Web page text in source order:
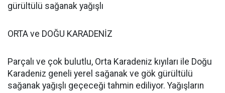
gürültülü sağanak yağışlı
ORTA ve DOĞU KARADENİZ
Parçalı ve çok bulutlu, Orta Karadeniz kıyıları ile Doğu
Karadeniz geneli yerel sağanak ve gök gürültülü
sağanak yağışlı geçeceği tahmin ediliyor. Yağışların